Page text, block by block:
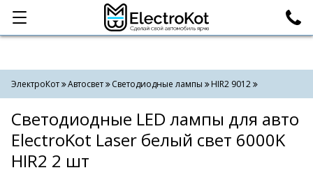
Категории Поиск
ЭлектроКот Автосвет Светодиодные лампы HIR2 9012
Светодиодные LED лампы для авто
ElectroKot Laser белый свет 6000K
HIR2 2 шт